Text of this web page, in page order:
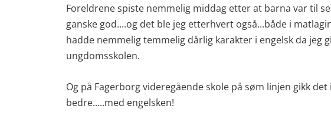
Foreldrene spiste nemmelig middag etter at barna var til
ganske god....og det ble jeg etterhvert også...både i
hadde nemmelig temmelig dårlig karakter i engelsk da jeg
ungdomsskolen.
Og på Fagerborg videregående skole på søm linjen gikk
bedre.....med engelsken!